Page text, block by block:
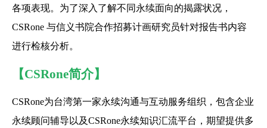
各项表现。为了深入了解不同永续面向的揭露状况，
CSRone 与信义书院合作招募计画研究员针对报告书内容
进行检核分析。
【CSRone简介】
CSRone为台湾第一家永续沟通与互动服务组织，包含企业
永续顾问辅导以及CSRone永续知识汇流平台，期望提供多